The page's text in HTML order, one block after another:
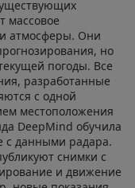
массовое
атмосферы. Они
но
погоды. Все
разработанные
с одной
местоположения
DeepMind обучила
с данными радара.
снимки с
и движение